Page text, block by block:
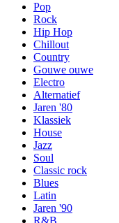
Pop
Rock
Hip Hop
Chillout
Country
Gouwe ouwe
Electro
Alternatief
Jaren '80
Klassiek
House
Jazz
Soul
Classic rock
Blues
Latin
Jaren '90